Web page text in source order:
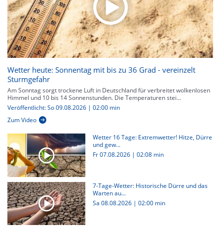
Wetter heute: Sonnentag mit bis zu 36 Grad - vereinzelt
Sturmgefahr
Am Sonntag sorgt trockene Luft in Deutschland für verbreitet wolkenlosen
Himmel und 10 bis 14 Sonnenstunden. Die Temperaturen stei...
Veröffentlicht: So 09.08.2026 | 02:00 min
Zum Video
Wetter 16 Tage: Extremwetter! Hitze, Dürre
und gew...
Fr 07.08.2026 | 02:08 min
7-Tage-Wetter: Historische Dürre und das
Warten au...
Sa 08.08.2026 | 02:00 min